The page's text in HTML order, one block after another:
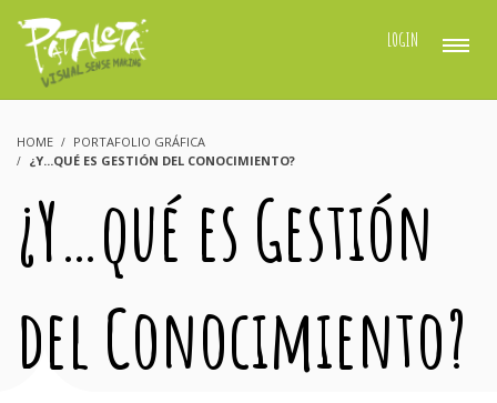
LOGIN
HOME
PORTAFOLIO GRÁFICA
¿Y...QUÉ ES GESTIÓN DEL CONOCIMIENTO?
¿Y…qué es Gestión
del Conocimiento?